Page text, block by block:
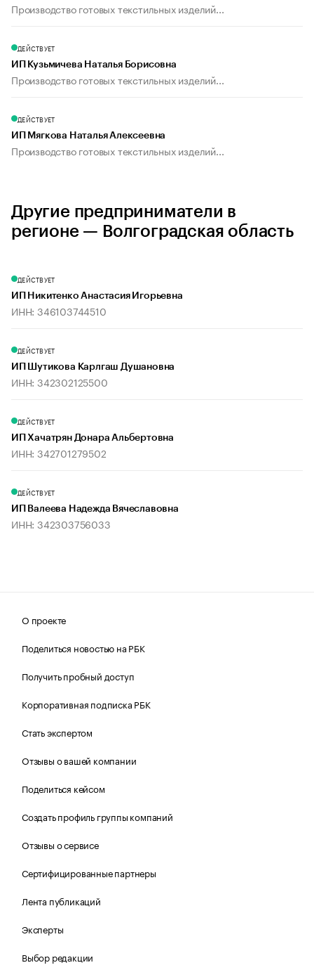
Производство готовых текстильных изделий...
ДЕЙСТВУЕТ
ИП Кузьмичева Наталья Борисовна
Производство готовых текстильных изделий...
ДЕЙСТВУЕТ
ИП Мягкова Наталья Алексеевна
Производство готовых текстильных изделий...
Другие предприниматели в
регионе — Волгоградская область
ДЕЙСТВУЕТ
ИП Никитенко Анастасия Игорьевна
ИНН: 346103744510
ДЕЙСТВУЕТ
ИП Шутикова Карлгаш Душановна
ИНН: 342302125500
ДЕЙСТВУЕТ
ИП Хачатрян Донара Альбертовна
ИНН: 342701279502
ДЕЙСТВУЕТ
ИП Валеева Надежда Вячеславовна
ИНН: 342303756033
О проекте
Поделиться новостью на РБК
Получить пробный доступ
Корпоративная подписка РБК
Стать экспертом
Отзывы о вашей компании
Поделиться кейсом
Создать профиль группы компаний
Отзывы о сервисе
Сертифицированные партнеры
Лента публикаций
Эксперты
Выбор редакции